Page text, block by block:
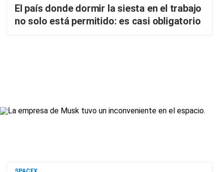
El país donde dormir la siesta en el trabajo
no solo está permitido: es casi obligatorio